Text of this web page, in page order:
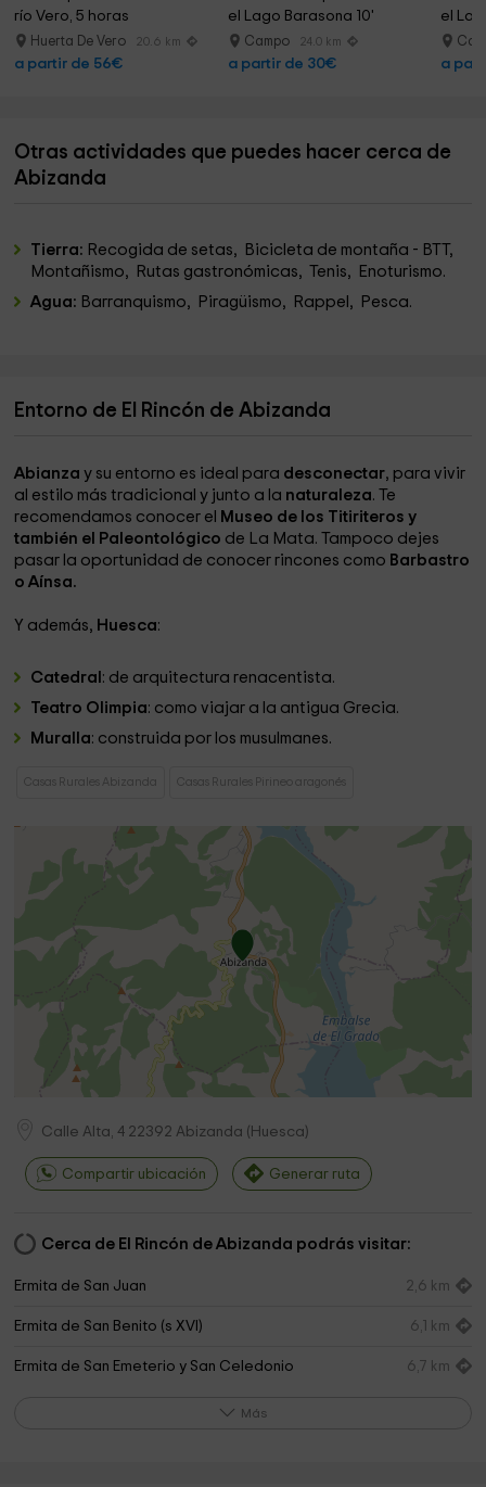
río Vero, 5 horas
Huerta De Vero 20.6 km
a partir de 56€
el Lago Barasona 10'
Campo 24.0 km
a partir de 30€
el
a
Otras actividades que puedes hacer cerca de
Abizanda
Tierra: Recogida de setas, Bicicleta de montaña - BTT,
Montañismo, Rutas gastronómicas, Tenis, Enoturismo.
Agua: Barranquismo, Piragüismo, Rappel, Pesca.
Entorno de El Rincón de Abizanda
Abianzay su entorno es ideal para desconectar, para vivir
al estilo más tradicional y junto a la naturaleza. Te
recomendamos conocer el
Museo de los Titiriteros y
también el Paleontológico de La Mata. Tampoco dejes
pasar la oportunidad de conocer rincones como Barbastro
o Aínsa.
Y además, Huesca:
Catedral : de arquitectura renacentista.
Teatro Olimpia: como viajar a la antigua Grecia.
Muralla: construida por los musulmanes.
Casas Rurales Abizanda Casas Rurales Pirineo aragonés
Calle Alta, 4 22392 Abizanda ( Huesca)
Compartir ubicación Generar ruta
Cerca de El Rincón de Abizanda podrás visitar:
Ermita de San Juan 2,6 km
Ermita de San Benito (s XVI) 6,1 km
Ermita de San Emeterio y San Celedonio 6,7 km
Torre iglesia Mediano inundado Más